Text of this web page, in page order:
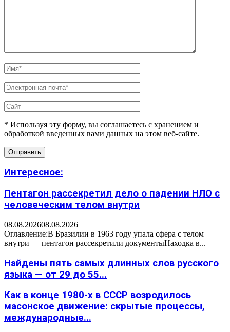
* Используя эту форму, вы соглашаетесь с хранением и
обработкой введенных вами данных на этом веб-сайте.
Интересное:
Пентагон рассекретил дело о падении НЛО с
человеческим телом внутри
08.08.202608.08.2026
Оглавление:В Бразилии в 1963 году упала сфера с телом
внутри — пентагон рассекретили документыНаходка в...
Найдены пять самых длинных слов русского
языка — от 29 до 55...
Как в конце 1980-х в СССР возродилось
масонское движение: скрытые процессы,
международные...